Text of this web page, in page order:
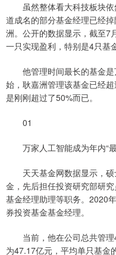
虽然整体看大科技板块依
道成名的部分基金经理已经
洲。公开的数据显示，截至7
一只实现盈利，特别是4只基
他管理时间最长的基金是
始，耿嘉洲管理该基金已经
是刚刚超过了50%而已。
01
万家人工智能成为年内“
天天基金网数据显示，硕
金，先后担任投资研究部研
基金经理助理等职务。2020
券投资基金基金经理。
当前，他在公司总共管理
为47.17亿元，平均单只基金